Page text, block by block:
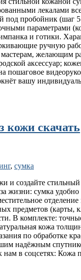
лекалами
под пробойник (шаг
параметрами
и готики.
ручную
желающим
аксессуар;
пошаговое
вашу
кожи скачать
, сумка
и создайте
жизни: сумка
предметов (карты,
В комплекте:
кожа
по обработке
надёжным
в соцсетях: Кожа